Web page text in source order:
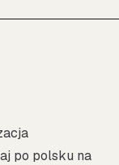
po polsku na